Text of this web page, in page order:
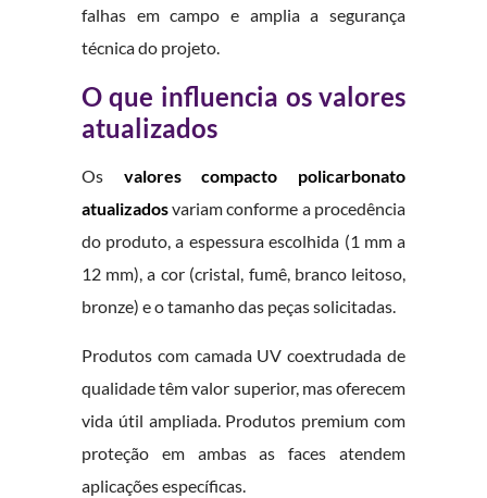
falhas em campo e amplia a segurança
técnica do projeto.
O que influencia os valores
atualizados
Os valores compacto policarbonato
atualizadosvariam conforme a procedência
do produto, a espessura escolhida (1 mm a
12 mm), a cor (cristal, fumê, branco leitoso,
bronze) e o tamanho das peças solicitadas.
Produtos com camada UV coextrudada de
qualidade têm valor superior, mas oferecem
vida útil ampliada. Produtos premium com
proteção em ambas as faces atendem
aplicações específicas.